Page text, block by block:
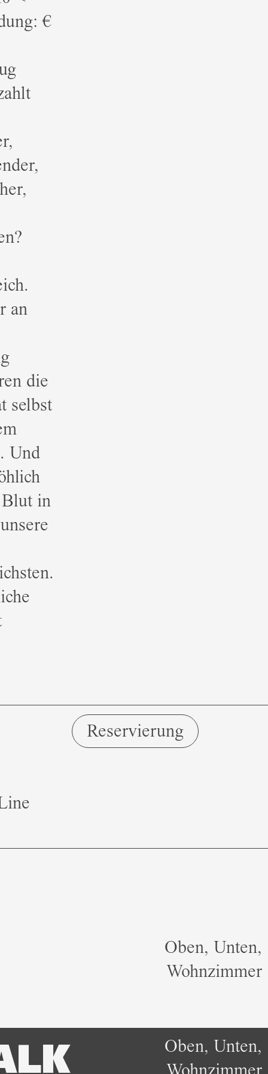
€
an
die
selbst
Und
Blut in
Reservierung
Oben, Unten,
Wohnzimmer
Oben, Unten,